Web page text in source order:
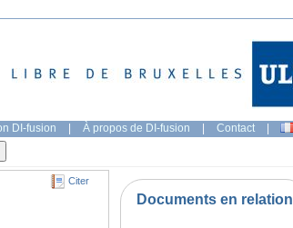
DI-fusion | À propos de DI-fusion | Contact |
Citer
Documents en relation